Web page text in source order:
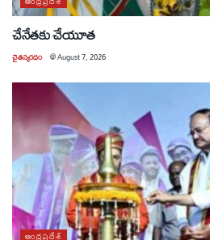
చేనేతకు చేయూత
చైతన్యరధం @August 7, 2026
ఆంధ్రప్రదేశ్